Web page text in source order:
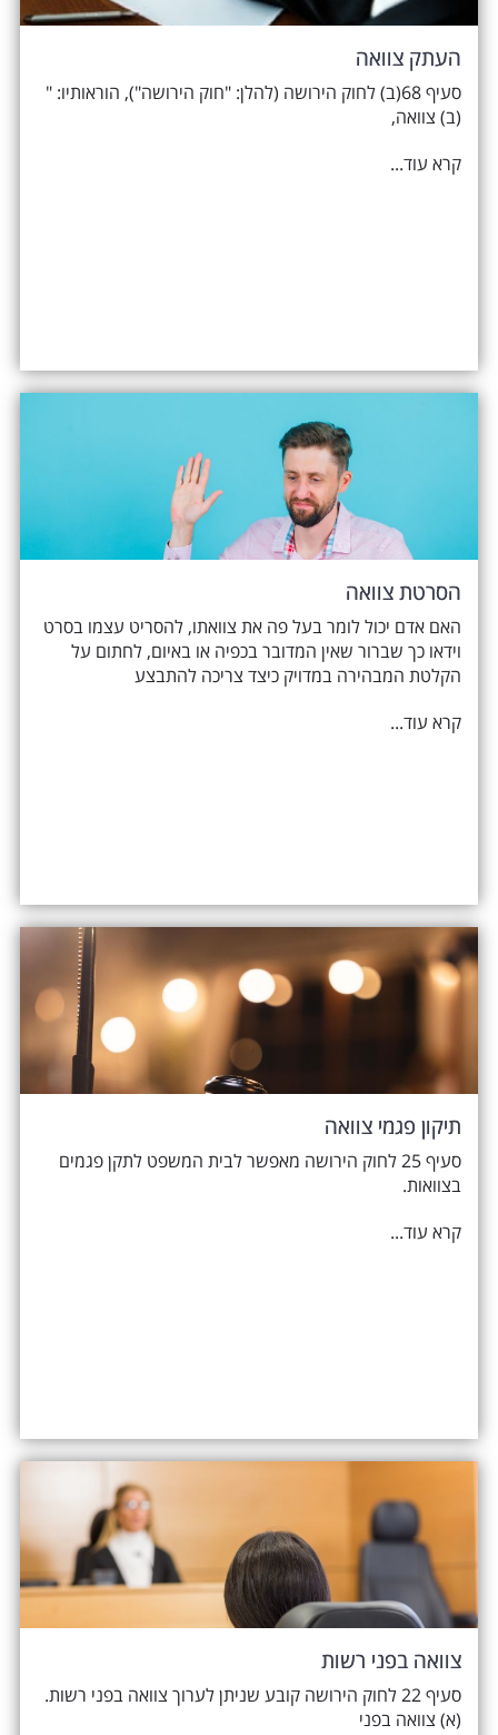
העתק צוואה
סעיף 68(ב) לחוק הירושה (להלן: "חוק הירושה"), הוראותיו: "
(ב) צוואה,
קרא עוד...
הסרטת צוואה
האם אדם יכול לומר בעל פה את צוואתו, להסריט עצמו בסרט
וידאו כך שברור שאין המדובר בכפיה או באיום, לחתום על
הקלטת המבהירה במדויק כיצד צריכה להתבצע
קרא עוד...
תיקון פגמי צוואה
סעיף 25 לחוק הירושה מאפשר לבית המשפט לתקן פגמים
בצוואות.
קרא עוד...
צוואה בפני רשות
סעיף 22 לחוק הירושה קובע שניתן לערוך צוואה בפני רשות.
(א) צוואה בפני